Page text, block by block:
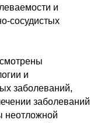
и
сосудистых
и
заболеваний,
заболеваний
неотложной